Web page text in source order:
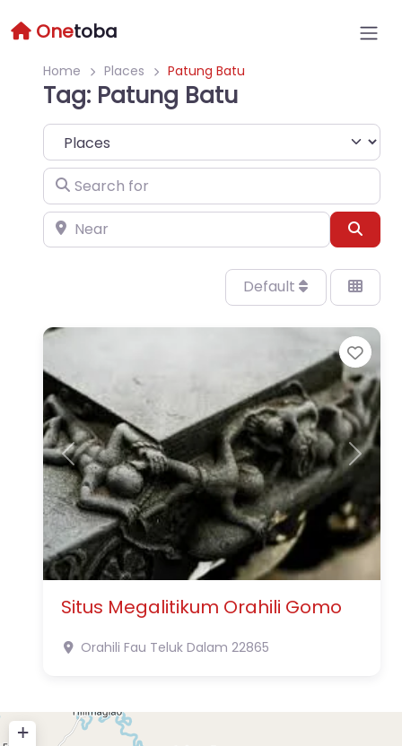
Onetoba
Home Places Patung Batu
Tag: Patung Batu
Select search type
Search for
Near
Default
Previous Next
Situs Megalitikum Orahili Gomo
Orahili Fau Teluk Dalam 22865
+